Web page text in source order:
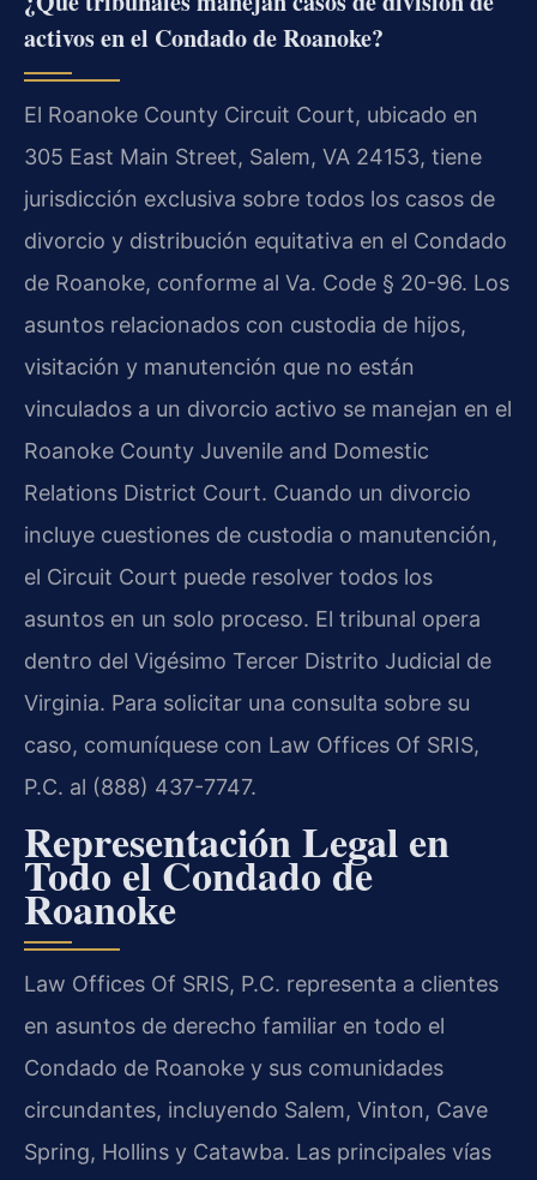
activos en el Condado de Roanoke?
El Roanoke County Circuit Court, ubicado en
305 East Main Street, Salem, VA 24153, tiene
jurisdicción exclusiva sobre todos los casos de
divorcio y distribución equitativa en el Condado
de Roanoke, conforme al Va. Code § 20-96. Los
asuntos relacionados con custodia de hijos,
visitación y manutención que no están
vinculados a un divorcio activo se manejan en el
Roanoke County Juvenile and Domestic
Relations District Court. Cuando un divorcio
incluye cuestiones de custodia o manutención,
el Circuit Court puede resolver todos los
asuntos en un solo proceso. El tribunal opera
dentro del Vigésimo Tercer Distrito Judicial de
Virginia. Para solicitar una consulta sobre su
caso, comuníquese con Law Offices Of SRIS,
P.C. al (888) 437-7747.
Representación Legal en
Todo el Condado de
Roanoke
Law Offices Of SRIS, P.C. representa a clientes
en asuntos de derecho familiar en todo el
Condado de Roanoke y sus comunidades
circundantes, incluyendo Salem, Vinton, Cave
Spring, Hollins y Catawba. Las principales vías